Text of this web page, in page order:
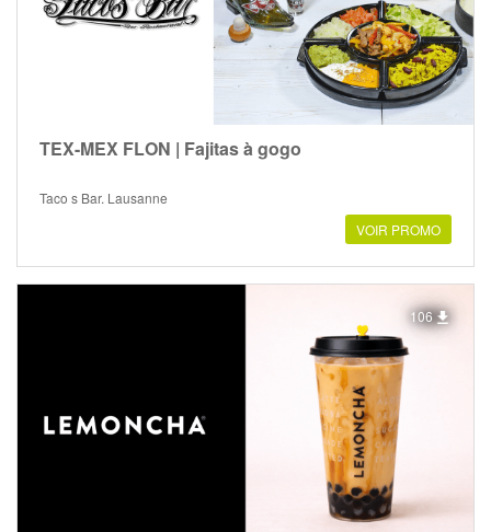
TEX-MEX FLON | Fajitas à gogo
Taco s Bar, Lausanne
VOIR PROMO
106